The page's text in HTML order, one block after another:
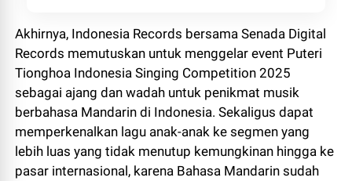
Akhirnya, Indonesia Records bersama Senada Digital
Records memutuskan untuk menggelar event Puteri
Tionghoa Indonesia Singing Competition 2025
sebagai ajang dan wadah untuk penikmat musik
berbahasa Mandarin di Indonesia. Sekaligus dapat
memperkenalkan lagu anak-anak ke segmen yang
lebih luas yang tidak menutup kemungkinan hingga ke
pasar internasional, karena Bahasa Mandarin sudah